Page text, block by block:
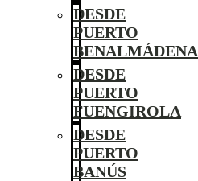
DESDE
PUERTO
BENALMÁDENA
DESDE
PUERTO
FUENGIROLA
DESDE
PUERTO
BANÚS